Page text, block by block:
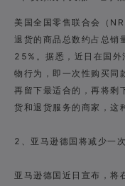
美国全国零售联合会（
退货的商品总数约占总销
25%。据悉，近日在国
物行为，即一次性购买同
再留下最适合的，再将剩
货和退货服务的商家，这
2、亚马逊德国将减少一
亚马逊德国近日宣布，将